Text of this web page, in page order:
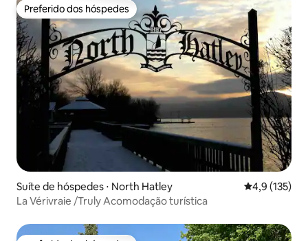
Preferido dos hóspedes
Preferido dos hóspedes
Suíte de hóspedes ⋅ North Hatley 4,9 de uma
4,9 (135)
La Vérivraie /Truly Acomodação turística